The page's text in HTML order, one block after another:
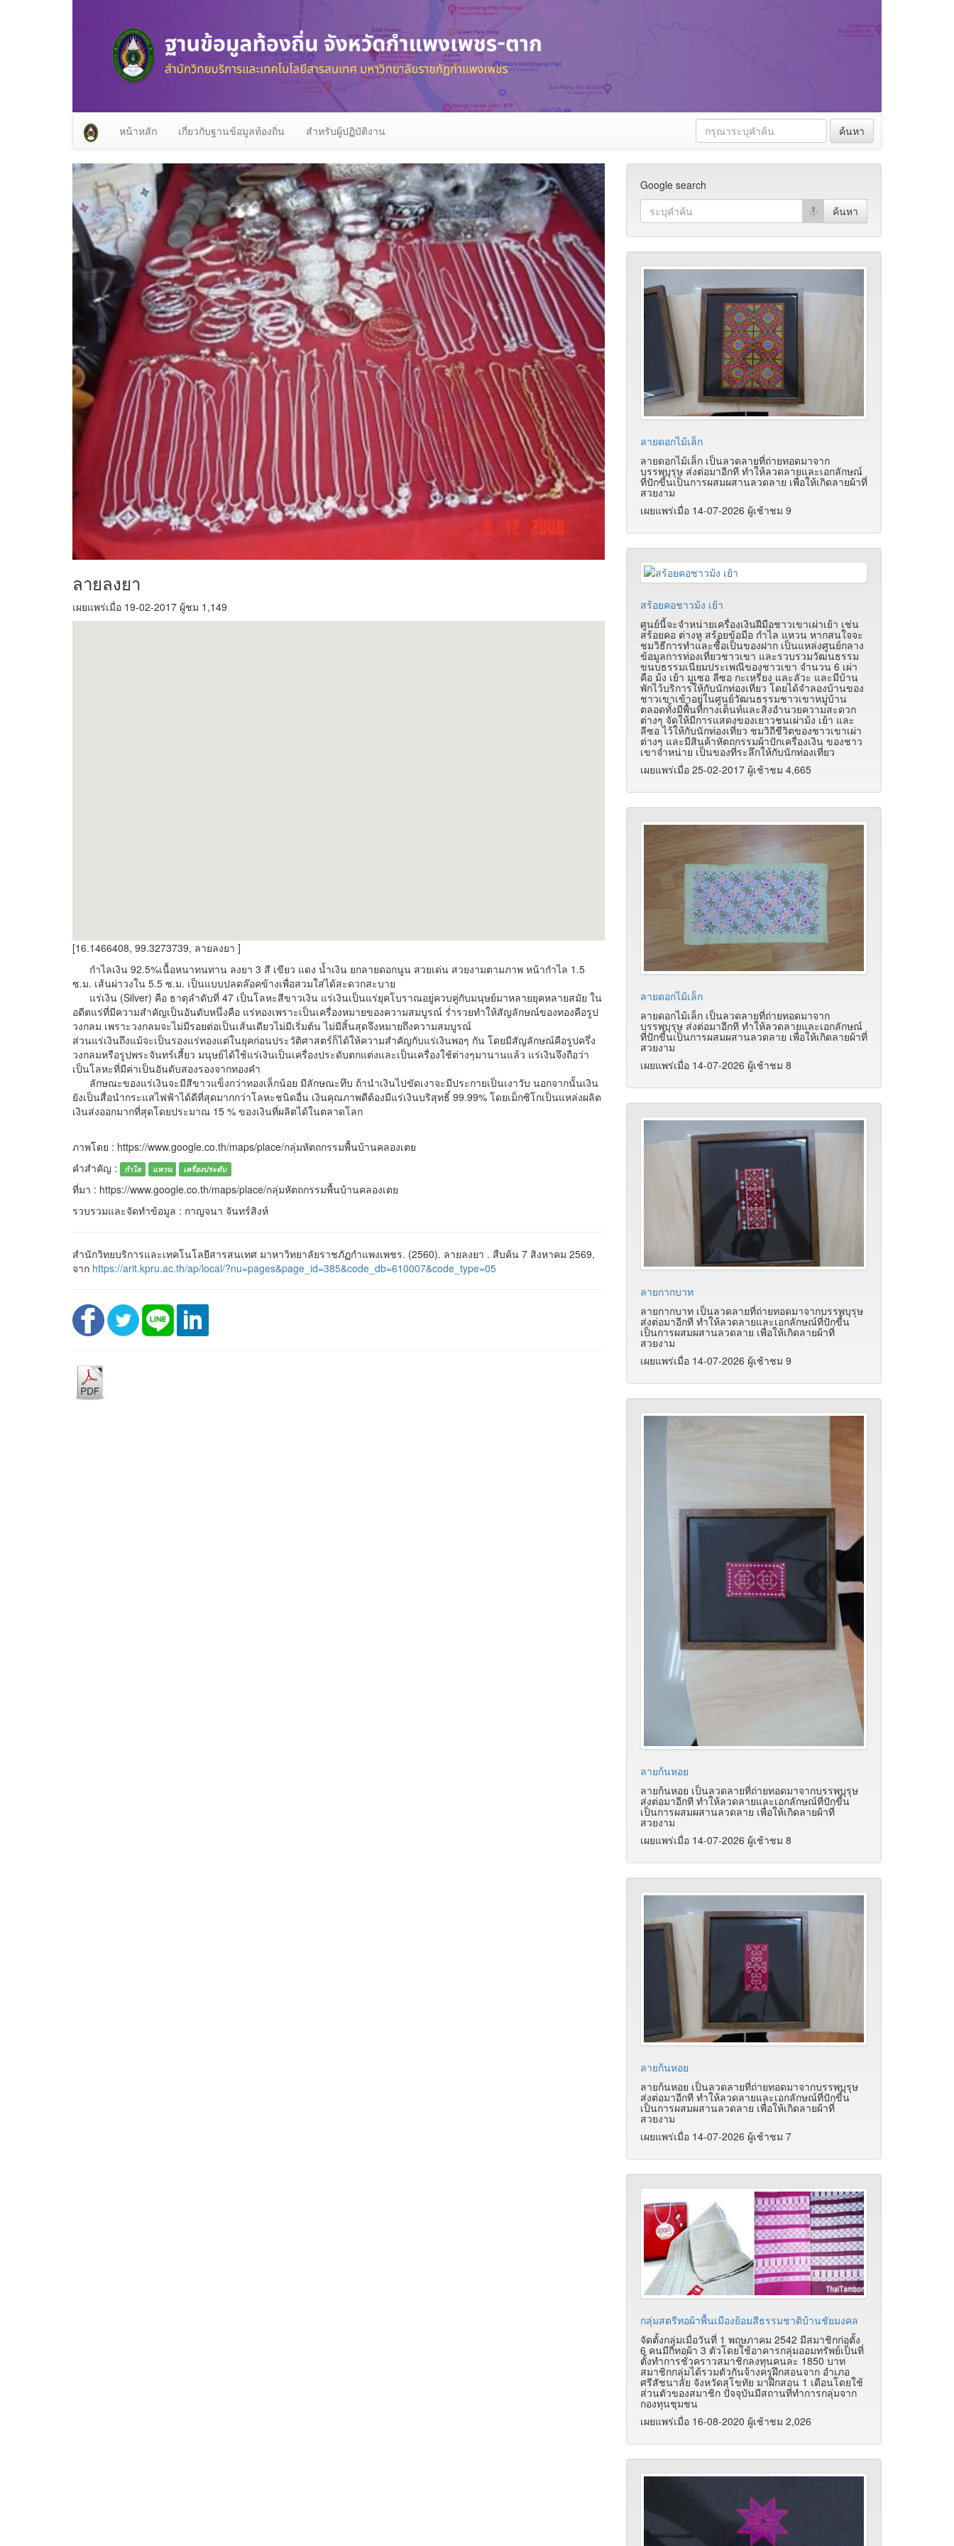
หน้าหลัก เกี่ยวกับฐานข้อมูลท้องถิ่น สำหรับผู้ปฏิบัติงาน ค้นหา
ลายลงยา
เผยแพร่เมื่อ 19-02-2017 ผู้ชม 1,149
[16.1466408, 99.3273739, ลายลงยา ]
กำไลเงิน 92.5%เนื้อหนาทนทาน ลงยา 3 สี เขียว แดง น้ำเงิน ยกลายดอกนูน สวยเด่น สวยงามตามภาพ หน้ากำไล 1.5
ซ.ม. เส้นผ่าวงใน 5.5 ซ.ม. เป็นแบบปลดล๊อคข้างเพื่อสวมใส่ได้สะดวกสะบาย
แร่เงิน (Silver) คือ ธาตุลำดับที่ 47 เป็นโลหะสีขาวเงิน แร่เงินเป็นแร่ยุคโบราณอยู่ควบคู่กับมนุษย์มาหลายยุคหลายสมัย ใน
อดีตแร่ที่มีความสำคัญเป็นอันดับหนึ่งคือ แร่ทองเพราะเป็นเครื่องหมายของความสมบูรณ์ ร่ำรวยทำให้สัญลักษณ์ของทองคือรูป
วงกลม เพราะวงกลมจะไม่มีรอยต่อเป็นเส้นเดียวไม่มีเริ่มต้น ไม่มีสิ้นสุดจึงหมายถึงความสมบูรณ์
ส่วนแร่เงินถึงแม้จะเป็นรองแร่ทองแต่ในยุคก่อนประวัติศาสตร์ก็ได้ให้ความสำคัญกับแร่เงินพอๆ กัน โดยมีสัญลักษณ์คือรูปครึ่ง
วงกลมหรือรูปพระจันทร์เสี้ยว มนุษย์ได้ใช้แร่เงินเป็นเครื่องประดับตกแต่งและเป็นเครื่องใช้ต่างๆมานานแล้ว แร่เงินจึงถือว่า
เป็นโลหะที่มีค่าเป็นอันดับสองรองจากทองคำ
ลักษณะของแร่เงินจะมีสีขาวแข็งกว่าทองเล็กน้อย มีลักษณะทึบ ถ้านำเงินไปขัดเงาจะมีประกายเป็นเงาวับ นอกจากนั้นเงิน
ยังเป็นสื่อนำกระแสไฟฟ้าได้ดีที่สุดมากกว่าโลหะชนิดอื่น เงินคุณภาพดีต้องมีแร่เงินบริสุทธิ์ 99.99% โดยเม็กซิโกเป็นแหล่งผลิต
เงินส่งออกมากที่สุดโดยประมาณ 15 % ของเงินที่ผลิตได้ในตลาดโลก
ภาพโดย : https://www.google.co.th/maps/place/กลุ่มหัตถกรรมพื้นบ้านคลองเตย
คำสำคัญ :
กำไล แหวน เครื่องประดับ
ที่มา : https://www.google.co.th/maps/place/กลุ่มหัตถกรรมพื้นบ้านคลองเตย
รวบรวมและจัดทำข้อมูล : กาญจนา จันทร์สิงห์
สำนักวิทยบริการและเทคโนโลยีสารสนเทศ มาหาวิทยาลัยราชภัฏกำแพงเพชร. (2560). ลายลงยา . สืบค้น 7 สิงหาคม 2569,
จาก https://arit.kpru.ac.th/ap/local/?nu=pages&page_id=385&code_db=610007&code_type=05
Google search
ลายดอกไม้เล็ก
ลายดอกไม้เล็ก เป็นลวดลายที่ถ่ายทอดมาจาก
บรรพบุรุษ ส่งต่อมาอีกที ทำให้ลวดลายและเอกลักษณ์
ที่ปักขี้นเป็นการผสมผสานลวดลาย เพื่อให้เกิดลายผ้าที่
สวยงาม
เผยแพร่เมื่อ 14-07-2026 ผู้เช้าชม 9
สร้อยคอชาวม้ง เย้า
ศูนย์นี้จะจำหน่ายเครื่องเงินฝีมือชาวเขาเผ่าเย้า เช่น
สร้อยคอ ต่างหู สร้อยข้อมือ กำไล แหวน หากสนใจจะ
ชมวิธีการทำและซื้อเป็นของฝาก เป็นแหล่งศูนย์กลาง
ข้อมูลการท่องเที่ยวชาวเขา และรวบรวมวัฒนธรรม
ขนบธรรมเนียมประเพณีของชาวเขา จำนวน 6 เผ่า
คือ ม้ง เย้า มูเซอ ลีซอ กะเหรี่ยง และลัวะ และมีบ้าน
พักไว้บริการให้กับนักท่องเที่ยว โดยได้จำลองบ้านของ
ชาวเขาเข้าอยู่ในศูนย์วัฒนธรรมชาวเขาหมู่บ้าน
ตลอดทั้งมีพื้นที่กางเต็นท์และสิ่งอำนวยความสะดวก
ต่างๆ จัดให้มีการแสดงของเยาวชนเผ่าม้ง เย้า และ
ลีซอ ไว้ให้กับนักท่องเที่ยว ชมวิถีชีวิตของชาวเขาเผ่า
ต่างๆ และมีสินค้าหัตถกรรมผ้าปักเครื่องเงิน ของชาว
เขาจำหน่าย เป็นของที่ระลึกให้กับนักท่องเที่ยว
เผยแพร่เมื่อ 25-02-2017 ผู้เช้าชม 4,665
ลายดอกไม้เล็ก
ลายดอกไม้เล็ก เป็นลวดลายที่ถ่ายทอดมาจาก
บรรพบุรุษ ส่งต่อมาอีกที ทำให้ลวดลายและเอกลักษณ์
ที่ปักขี้นเป็นการผสมผสานลวดลาย เพื่อให้เกิดลายผ้าที่
สวยงาม
เผยแพร่เมื่อ 14-07-2026 ผู้เช้าชม 8
ลายกากบาท
ลายกากบาท เป็นลวดลายที่ถ่ายทอดมาจากบรรพบุรุษ
ส่งต่อมาอีกที ทำให้ลวดลายและเอกลักษณ์ที่ปักขี้น
เป็นการผสมผสานลวดลาย เพื่อให้เกิดลายผ้าที่
สวยงาม
เผยแพร่เมื่อ 14-07-2026 ผู้เช้าชม 9
ลายก้นหอย
ลายก้นหอย เป็นลวดลายที่ถ่ายทอดมาจากบรรพบุรุษ
ส่งต่อมาอีกที ทำให้ลวดลายและเอกลักษณ์ที่ปักขี้น
เป็นการผสมผสานลวดลาย เพื่อให้เกิดลายผ้าที่
สวยงาม
เผยแพร่เมื่อ 14-07-2026 ผู้เช้าชม 8
ลายก้นหอย
ลายก้นหอย เป็นลวดลายที่ถ่ายทอดมาจากบรรพบุรุษ
ส่งต่อมาอีกที ทำให้ลวดลายและเอกลักษณ์ที่ปักขี้น
เป็นการผสมผสานลวดลาย เพื่อให้เกิดลายผ้าที่
สวยงาม
เผยแพร่เมื่อ 14-07-2026 ผู้เช้าชม 7
กลุ่มสตรีทอผ้าพื้นเมืองย้อมสีธรรมชาติบ้านชัยมงคล
จัดตั้งกลุ่มเมื่อวันที่ 1 พฤษภาคม 2542 มีสมาชิกก่อตั้ง
6 คนมีกี่ทอผ้า 3 ตัวโดยใช้อาคารกลุ่มออมทรัพย์เป็นที่
ตั้งทำการชั่วคราวสมาชิกลงทุนคนละ 1850 บาท
สมาชิกกลุ่มได้รวมตัวกันจ้างครูฝึกสอนจาก อำเภอ
ศรีสัชนาลัย จังหวัดสุโขทัย มาฝึกสอน 1 เดือนโดยใช้
ส่วนตัวของสมาชิก ปัจจุบันมีสถานที่ทำการกลุ่มจาก
กองทุนชุมชน
เผยแพร่เมื่อ 16-08-2020 ผู้เช้าชม 2,026